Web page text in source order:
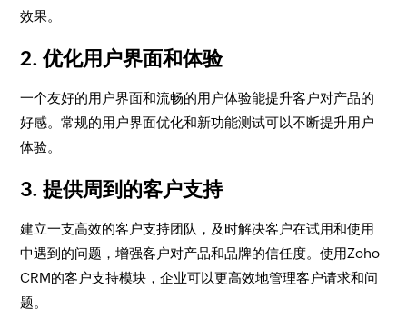
效果。
2. 优化用户界面和体验
一个友好的用户界面和流畅的用户体验能提升客户对产品的
好感。常规的用户界面优化和新功能测试可以不断提升用户
体验。
3. 提供周到的客户支持
建立一支高效的客户支持团队，及时解决客户在试用和使用
中遇到的问题，增强客户对产品和品牌的信任度。使用Zoho
CRM的客户支持模块，企业可以更高效地管理客户请求和问
题。